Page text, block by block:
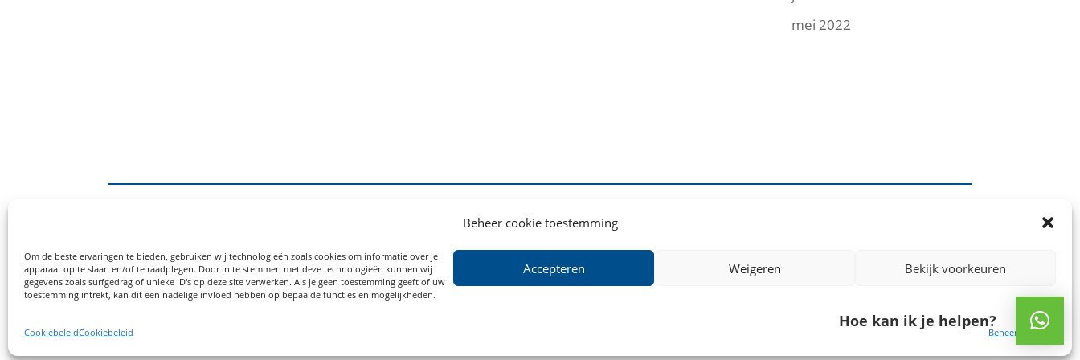
Beheer cookie toestemming
Om de beste ervaringen te bieden, gebruiken wij technologieën zoals cookies om informatie over je
apparaat op te slaan en/of te raadplegen. Door in te stemmen met deze technologieën kunnen wij
gegevens zoals surfgedrag of unieke ID's op deze site verwerken. Als je geen toestemming geeft of uw
toestemming intrekt, kan dit een nadelige invloed hebben op bepaalde functies en mogelijkheden.
Beheer diensten
Accepteren Weigeren Bekijk voorkeuren
CookiebeleidCookiebeleid
mei 2022
KvK.nr: 85446270
Leverings Voorwaarden
Retourneren en
Herroeping
Hoe kan ik je helpen?